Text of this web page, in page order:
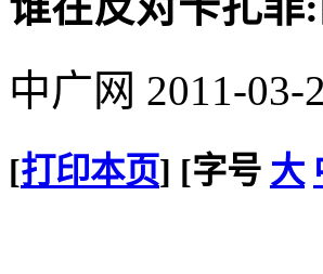
中广网 2011-03-
[打印本页] [字号 大